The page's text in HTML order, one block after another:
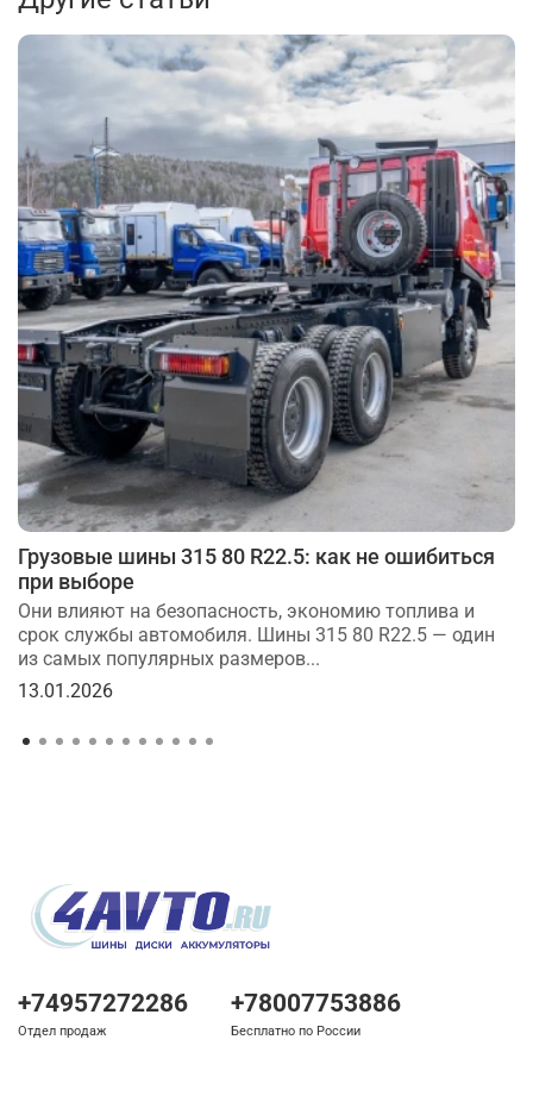
Грузовые шины 315 80 R22.5: как не ошибиться
при выборе
Они влияют на безопасность, экономию топлива и
срок службы автомобиля. Шины 315 80 R22.5 — один
из самых популярных размеров...
13.01.2026
+74957272286
Отдел продаж
+78007753886
Бесплатно по России